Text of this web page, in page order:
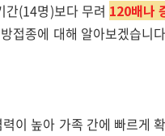
간(14명)보다 무려 120배나
접종에 대해 알아보겠습니
이 높아 가족 간에 빠르게